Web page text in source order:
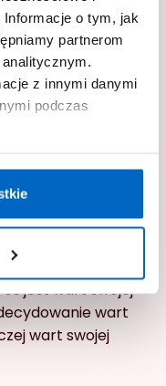
o tym, jak
partnerom
z innymi danymi
podczas
w badaniu
urządzenia
w badaniu
mleka
lepsze od
przez nich
w badaniu
jest wart swojej
wart
wart swojej